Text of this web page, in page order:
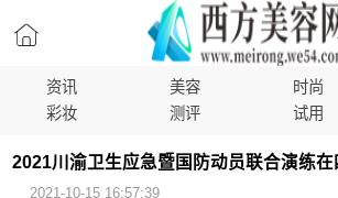
资讯 美容 时尚
彩妆
测评 试用
2021川渝卫生应急暨国防动员联合演练
2021-10-15 16:57:39